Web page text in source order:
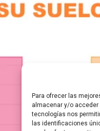
Para ofrecer las
almacenar y/o
tecnologías nos
las identificaciones